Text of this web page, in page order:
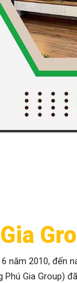
năm 2010, đến
Phú Gia Group)